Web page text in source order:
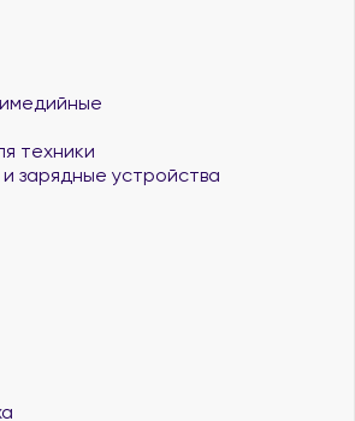
техники
зарядные устройства